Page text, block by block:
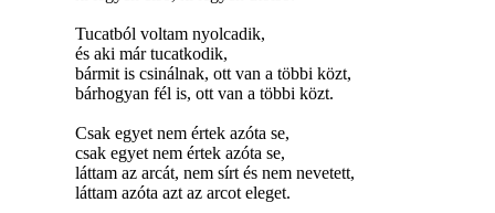
Tucatból voltam nyolcadik,
és aki már tucatkodik,
bármit is csinálnak, ott van a többi közt,
bárhogyan fél is, ott van a többi közt.
Csak egyet nem értek azóta se,
csak egyet nem értek azóta se,
láttam az arcát, nem sírt és nem nevetett,
láttam azóta azt az arcot eleget.